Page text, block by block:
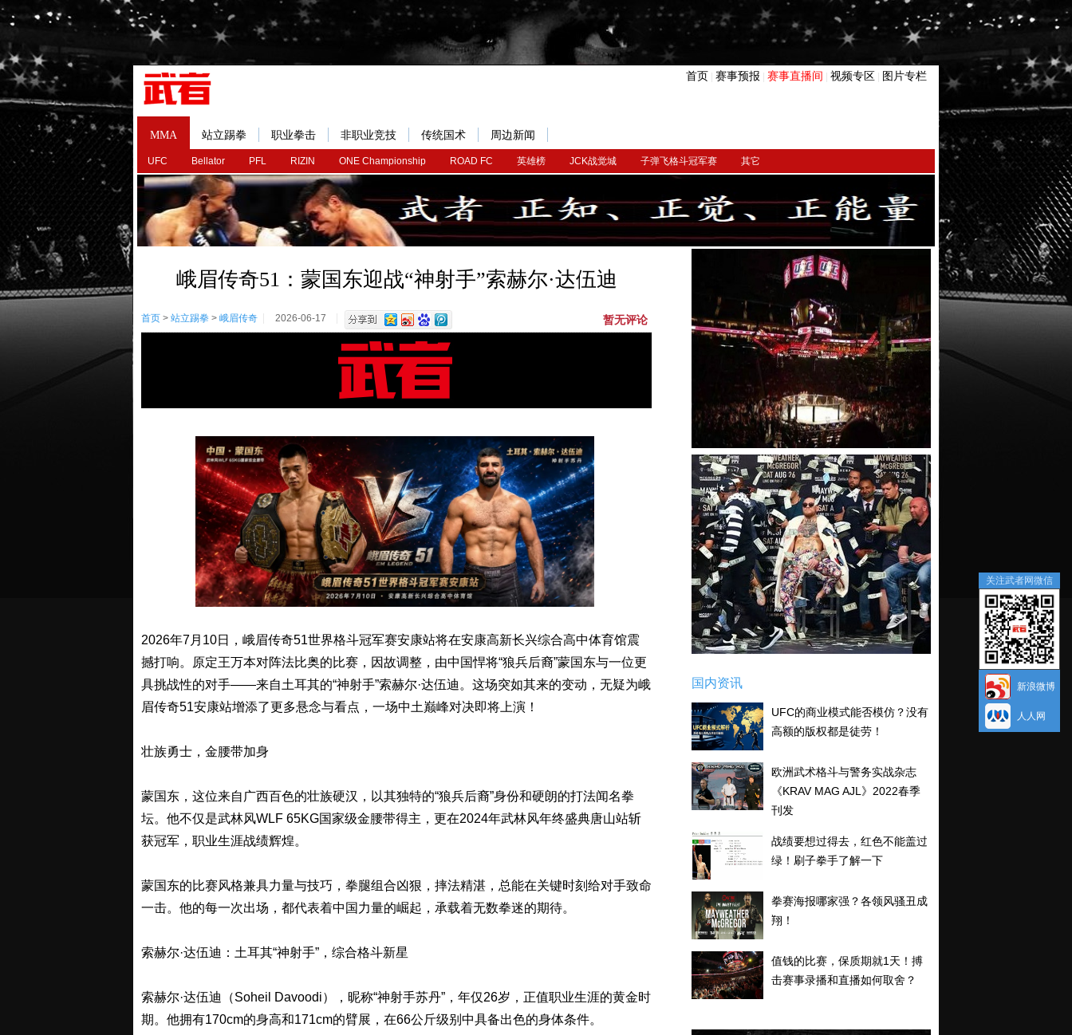
首页 赛事预报 赛事直播间 视频专区 图片专栏
MMA
UFC Bellator PFL RIZIN ONE Championship ROAD FC 英雄榜 JCK战觉城 子弹飞格斗冠军赛 其它
站立踢拳 职业拳击 非职业竞技 传统国术 周边新闻
峨眉传奇51：蒙国东迎战“神射手”索赫尔·达伍迪
首页 > 站立踢拳 > 峨眉传奇 2026-06-17 暂无评论
2026年7月10日，峨眉传奇51世界格斗冠军赛安康站将在安康高新长兴综合高中体育馆震
撼打响。原定王万本对阵法比奥的比赛，因故调整，由中国悍将“狼兵后裔”蒙国东与一位更
具挑战性的对手——来自土耳其的“神射手”索赫尔·达伍迪。这场突如其来的变动，无疑为峨
眉传奇51安康站增添了更多悬念与看点，一场中土巅峰对决即将上演！
壮族勇士，金腰带加身
蒙国东，这位来自广西百色的壮族硬汉，以其独特的“狼兵后裔”身份和硬朗的打法闻名拳
坛。他不仅是武林风WLF 65KG国家级金腰带得主，更在2024年武林风年终盛典唐山站斩
获冠军，职业生涯战绩辉煌。
蒙国东的比赛风格兼具力量与技巧，拳腿组合凶狠，摔法精湛，总能在关键时刻给对手致命
一击。他的每一次出场，都代表着中国力量的崛起，承载着无数拳迷的期待。
索赫尔·达伍迪：土耳其“神射手”，综合格斗新星
索赫尔·达伍迪（Soheil Davoodi），昵称“神射手苏丹”，年仅26岁，正值职业生涯的黄金时
期。他拥有170cm的身高和171cm的臂展，在66公斤级别中具备出色的身体条件。
国内资讯
UFC的商业模式能否模仿？没有
高额的版权都是徒劳！
欧洲武术格斗与警务实战杂志
《KRAV MAG AJL》2022春季
刊发
战绩要想过得去，红色不能盖过
绿！刷子拳手了解一下
拳赛海报哪家强？各领风骚丑成
翔！
值钱的比赛，保质期就1天！搏
击赛事录播和直播如何取舍？
关注武者网微信
新浪微博
人人网